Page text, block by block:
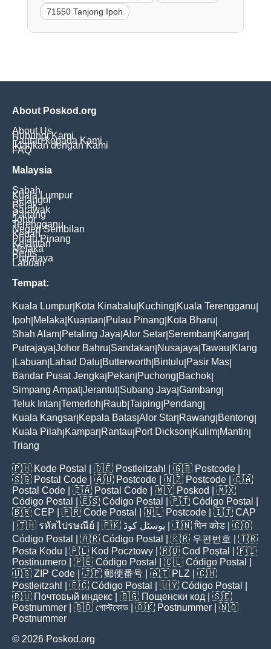
71550 Tanjong Ipoh
About Poskod.org
About Us
Hubungi Kami
Pautan kepada Kami
Iklankan dengan Kami
FAQ
Malaysia
Sabah
Kuala Lumpur
Selangor
Perak
Sarawak
Pahang
Johor
Terengganu
Negeri Sembilan
Kedah
Pulau Pinang
Kelantan
Melaka
Perlis
Putrajaya
Labuan
Tempat:
Kuala Lumpur Kota Kinabalu Kuching Kuala Terengganu
Ipoh Melaka Kuantan Pulau Pinang Kota Bharu
Shah Alam Petaling Jaya Alor Setar Seremban Kangar
Putrajaya Johor Bahru Sandakan Nusajaya Tawau Klang
Labuan Lahad Datu Butterworth Bintulu Pasir Mas
Bandar Pusat Jengka Pekan Puchong Bachok
Simpang Ampat|Jerantut| Subang Jaya Gambang
Teluk Intan Temerloh Raub Taiping Pendang
Kuala Kangsar Kepala Batas Alor Star Rawang Bentong
Kuala Pilah Kampar Rantau Port Dickson Kulim Mantin
Triang
🇵🇭 Kode Postal | 🇩🇪 Postleitzahl | 🇬🇧 Postcode
🇸🇬 Postal Code | 🇦🇺 Postcode | 🇳🇿 Postcode | 🇨🇦
Postal Code | 🇿🇦 Postal Code | 🇲🇾 Poskod
| 🇲🇽
Código Postal
| 🇪🇸 Código Postal | 🇵🇹 Código Postal
🇧🇷 CEP | 🇫🇷 Code Postal | 🇳🇱 Postcode | 🇮🇹 CAP
| 🇹🇭 รหัสไปรษณีย์ | 🇵🇰 پوسٹل کوڈ | 🇮🇳पिन कोड | 🇨🇴
Código Postal
| 🇦🇷 Código Postal | 🇰🇷 우편번호
| 🇹🇷
Posta Kodu | 🇵🇱 Kod Pocztowy | 🇷🇴 Cod Poștal
| 🇫🇮
Postinumero | 🇵🇪 Código Postal | 🇨🇱 Código Postal
🇺🇸 ZIP Code | 🇯🇵 郵便番号 | 🇦🇹 PLZ | 🇨🇭
Postleitzahl
| 🇪🇨 Código Postal | 🇺🇾 Código Postal
🇷🇺 Почтовый индекс | 🇧🇬 Пощенски код | 🇸🇪
Postnummer | 🇧🇩 পোস্টকোড | 🇩🇰 Postnummer | 🇳🇴
Postnummer
© 2026 Poskod.org